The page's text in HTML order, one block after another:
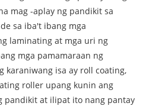
mag -aplay ng pandikit sa
sa iba't ibang mga
laminating at mga uri ng
mga pamamaraan ng
karaniwang isa ay roll coating,
roller upang kunin ang
pandikit at ilipat ito nang pantay